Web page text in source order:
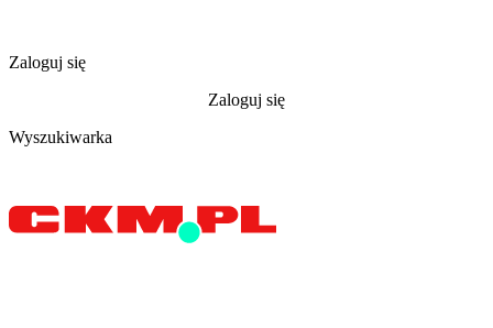
Zaloguj się
Zaloguj się
Wyszukiwarka